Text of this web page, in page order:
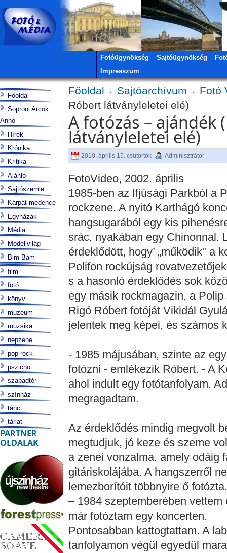
Fotóügynökség Sajtóügynökség
Impresszum
Főoldal Sajtóarchívum
Fotó
Róbert látványleletei elé)
A fotózás – ajándék
látványleletei elé)
2010. április 15. csütörtök Adminisztrátor
FotoVideo, 2002. április
1985-ben az Ifjúsági Parkból a
rockzene. A nyitó Karthágó
hangsugarából egy kis
srác, nyakában egy Chinonnal.
érdeklődött, hogy’ „működik" a
Polifon rockújság
s a hasonló érdeklődés sok
egy másik rockmagazin, a
Rigó Róbert fotóját Vikidál
jelentek meg képei, és számos
- 1985 májusában, szinte az
fotózni - emlékezik Róbert. - A
ahol indult egy fotótanfolyam.
megragadtam.
Az érdeklődés mindig megvolt
megtudjuk, jó keze és szeme
a zenei vonzalma, amely odáig
gitáriskolájába. A hangszerről
lemezborítóit többnyire ő fotózta.
– 1984 szeptemberében
már fotóztam egy koncerten.
Pontosabban kattogtattam. A
tanfolyamon végül egyedül
Főoldal
Soproni Arcok
Anno
Hírek
Krónika
Kritika
Ajánló
Sajtószemle
Kárpát-medence
Egyházak
Média
Modellvilág
Bim-Bam
film
fotó
könyv
múzeum
muzsika
népzene
pop-rock
pszicho
szabadtér
színház
tánc
tárlat
PARTNER
OLDALAK